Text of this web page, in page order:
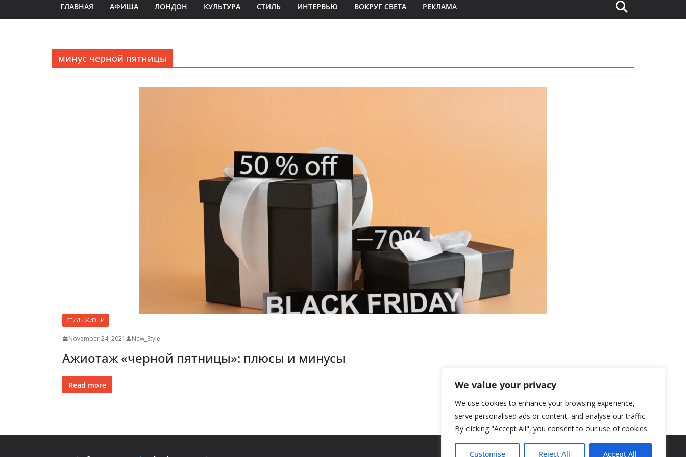
We value your privacy
We use cookies to enhance your browsing experience,
serve personalised ads or content, and analyse our traffic.
By clicking "Accept All", you consent to our use of cookies.
Customise Reject All Accept All
ГЛАВНАЯ АФИША ЛОНДОН КУЛЬТУРА СТИЛЬ ИНТЕРВЬЮ ВОКРУГ СВЕТА РЕКЛАМА
минус черной пятницы
СТИЛЬ ЖИЗНИ
November 24, 2021 New_Style
Ажиотаж «черной пятницы»: плюсы и минусы
Read more